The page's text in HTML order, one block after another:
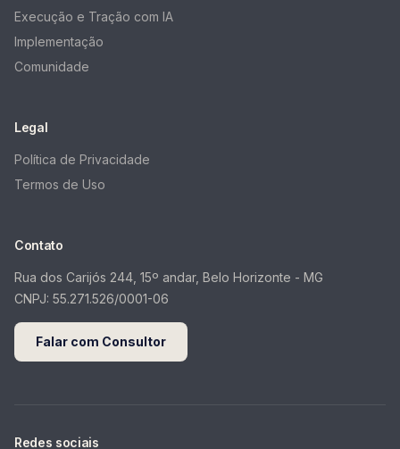
Execução e Tração com IA
Implementação
Comunidade
Legal
Política de Privacidade
Termos de Uso
Contato
Rua dos Carijós 244, 15º andar, Belo Horizonte - MG
CNPJ: 55.271.526/0001-06
Falar com Consultor
Redes sociais